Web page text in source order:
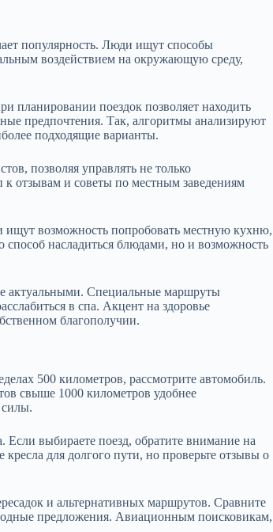
популярность. Люди ищут способы
воздействием на окружающую среду,
планировании поездок позволяет находить
предпочтения. Так, алгоритмы анализируют
подходящие варианты.
позволяя управлять не только
отзывам и советы по местным заведениям
ищут возможность попробовать местную кухню,
способ насладиться блюдами, но и возможность
актуальными. Специальные маршруты
в спа. Акцент на здоровье
благополучии.
500 километров, рассмотрите автомобиль.
свыше 1000 километров удобнее
силы.
выбираете поезд, обратите внимание на
для долгого пути, но проверьте отзывы о
и альтернативных маршрутов. Сравните
предложения. Авиационным поисковикам,